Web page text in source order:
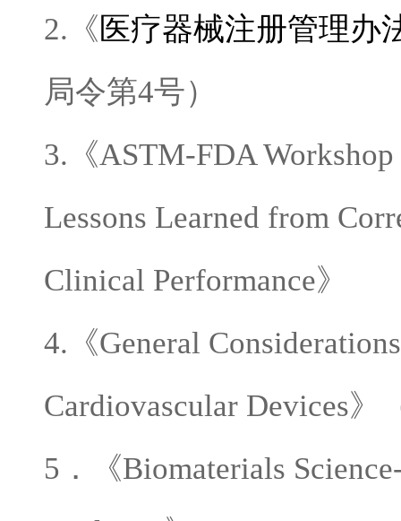
2. 《医疗器械注册管理办
局令第4号）
3. 《ASTM-FDA
Lessons Learned from
Clinical Performance》
4. 《General
Cardiovascular Devices》
5 ．《Biomaterials